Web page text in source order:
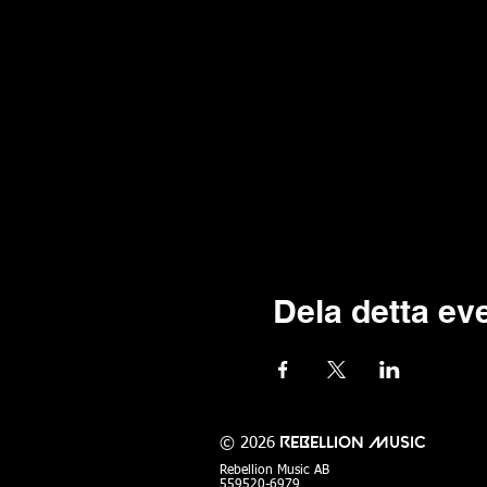
Dela detta
© 2026 Rebellion Music
Rebellion Music AB